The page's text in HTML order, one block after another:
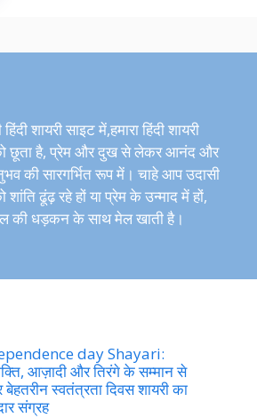
शायरी साइट में,हमारा हिंदी शायरी
को छूता है, प्रेम और दुख से लेकर आनंद और
की सारगर्भित रूप में। चाहे आप उदासी
ढूंढ़ रहे हों या प्रेम के उन्माद में हों,
की धड़कन के साथ मेल खाती है।
day Shayari:
आज़ादी और तिरंगे के सम्मान से
बेहतरीन स्वतंत्रता दिवस शायरी का
संग्रह